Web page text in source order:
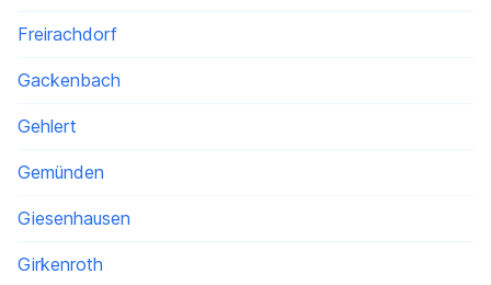
Freirachdorf
Gackenbach
Gehlert
Gemünden
Giesenhausen
Girkenroth